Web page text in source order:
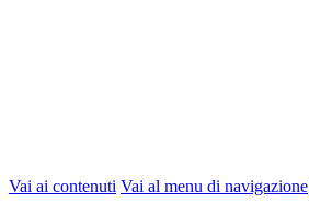
Vai ai contenuti Vai al menu di navigazione